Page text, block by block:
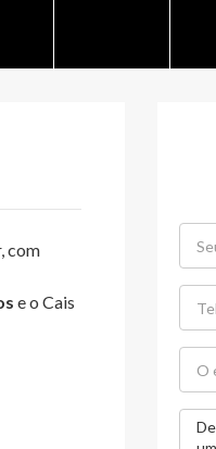
com
e o Cais